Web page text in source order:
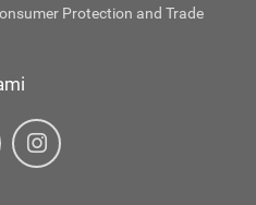
Protection and Trade